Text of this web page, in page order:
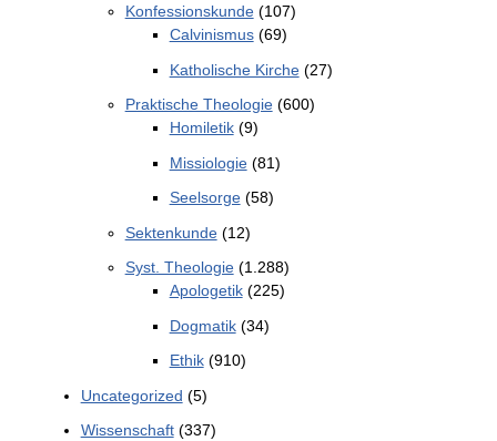
Konfessionskunde(107)
Calvinismus(69)
Katholische Kirche(27)
Praktische Theologie(600)
Homiletik(9)
Missiologie(81)
Seelsorge(58)
Sektenkunde(12)
Syst. Theologie(1.288)
Apologetik(225)
Dogmatik(34)
Ethik(910)
Uncategorized (5)
Wissenschaft(337)